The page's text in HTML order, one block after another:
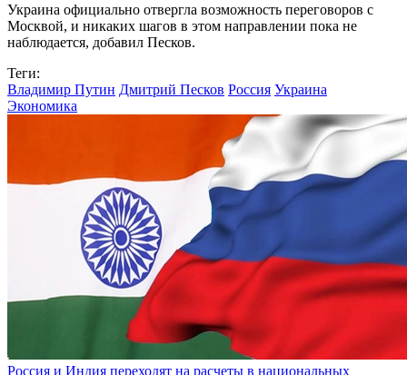
Украина официально отвергла возможность переговоров с
Москвой, и никаких шагов в этом направлении пока не
наблюдается, добавил Песков.
Теги:
Владимир Путин Дмитрий Песков Россия Украина
Экономика
Россия и Индия переходят на расчеты в национальных